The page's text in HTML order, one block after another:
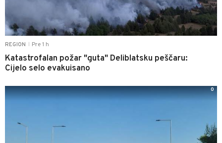
REGION Pre 1 h
Katastrofalan požar "guta" Deliblatsku peščaru:
Cijelo selo evakuisano
0